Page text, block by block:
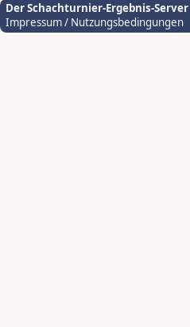
Der Schachturnier-Ergebnis-Server
Impressum / Nutzungsbedingungen